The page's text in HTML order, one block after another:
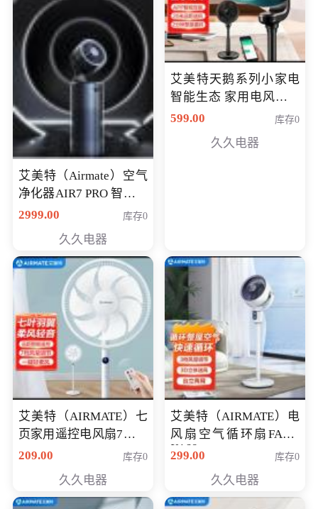
艾美特（Airmate）空气
净化器AIR7 PRO 智能全
屋空气循环负离子旗舰
2999.00 库存0
久久电器
艾美特天鹅系列小家电
智能生态 家用电风扇直
流变频节能轻音空气循
鹅，白天鹅智能)
599.00 库存0
久久电器
艾美特（AIRMATE）七
页家用遥控电风扇7档风
量空气循环摇头立式落
定时落地式风扇CS35-
R20
209.00 库存0
久久电器
艾美特（AIRMATE）电
风扇空气循环扇FA18-
X168
299.00 库存0
久久电器